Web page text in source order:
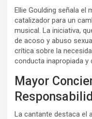
Ellie Goulding señala
catalizador para un
musical. La iniciativa,
de acoso y abuso
crítica sobre la
conducta inapropiada y
Mayor
La cantante destaca el